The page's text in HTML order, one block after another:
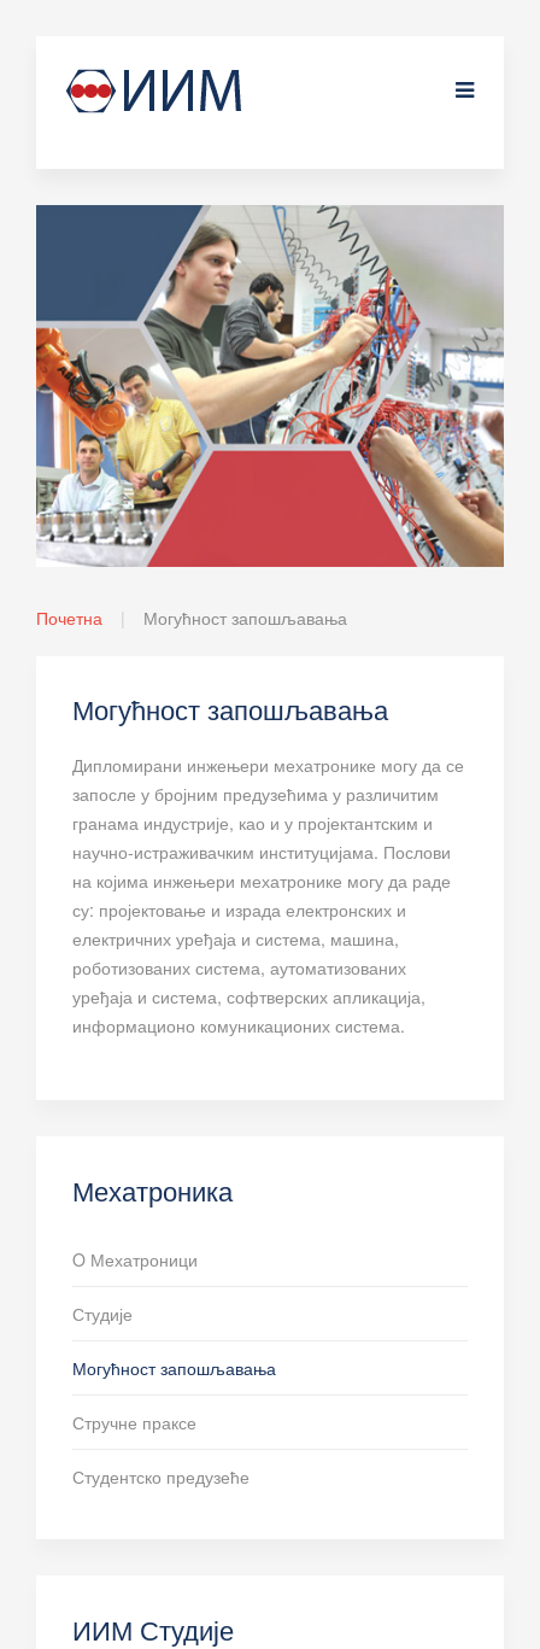
Почетна Могућност запошљавања
Могућност запошљавања
Дипломирани инжењери мехатронике могу да се
запосле у бројним предузећима у различитим
гранама индустрије, као и у пројектантским и
научно-истраживачким институцијама. Послови
на којима инжењери мехатронике могу да раде
су: пројектовање и израда електронских и
електричних уређаја и система, машина,
роботизованих система, аутоматизованих
уређаја и система, софтверских апликација,
информационо комуникационих система.
Мехатроника
O Мехатроници
Студије
Могућност запошљавања
Стручне праксе
Студентско предузеће
ИИМ Студије